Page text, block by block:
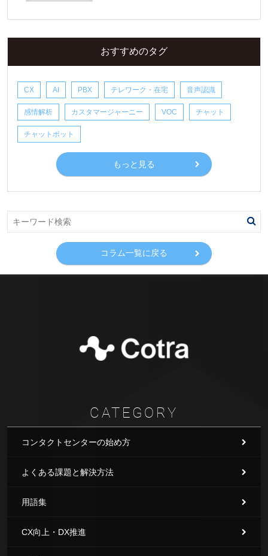
おすすめのタグ
CX AI PBX テレワーク・在宅 音声認識
感情解析 カスタマージャーニー VOC チャット
チャットボット
もっと見る
コラム一覧に戻る
CATEGORY
コンタクトセンターの始め方
よくある課題と解決方法
用語集
CX向上・DX推進